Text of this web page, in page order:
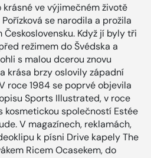
ve výjimečném životě
se narodila a prožila
Když jí byly tři
režimem do Švédska a
s malou dcerou znovu
krása brzy oslovily západní
roce 1984 se poprvé objevila
Sports Illustrated, v roce
kosmetickou společností Estée
V magazínech, reklamách,
k písni Drive kapely The
Ricem Ocasekem, do